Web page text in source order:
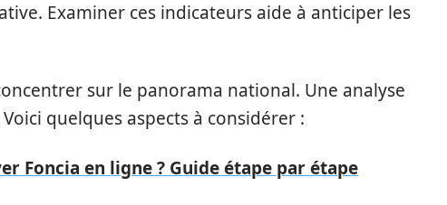
Examiner ces indicateurs aide à anticiper les
sur le panorama national. Une analyse
quelques aspects à considérer :
Foncia en ligne ? Guide étape par étape